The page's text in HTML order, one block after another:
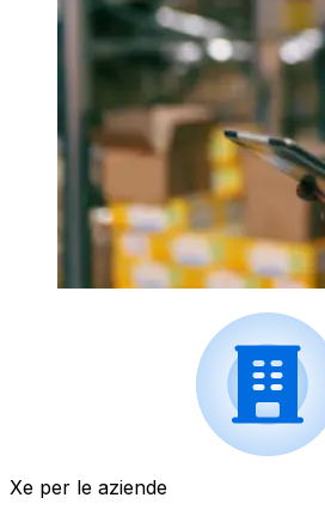
Xe per le aziende